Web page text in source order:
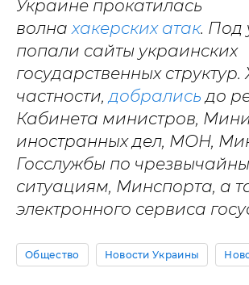
Украине прокатилась
волнахакерских атак. Под
попали сайты украинских
государственных структур.
частности,добрались до
Кабинета министров,
иностранных дел, МОН,
Госслужбы по
ситуациям, Минспорта, а
электронного сервиса
Общество Новости Украины